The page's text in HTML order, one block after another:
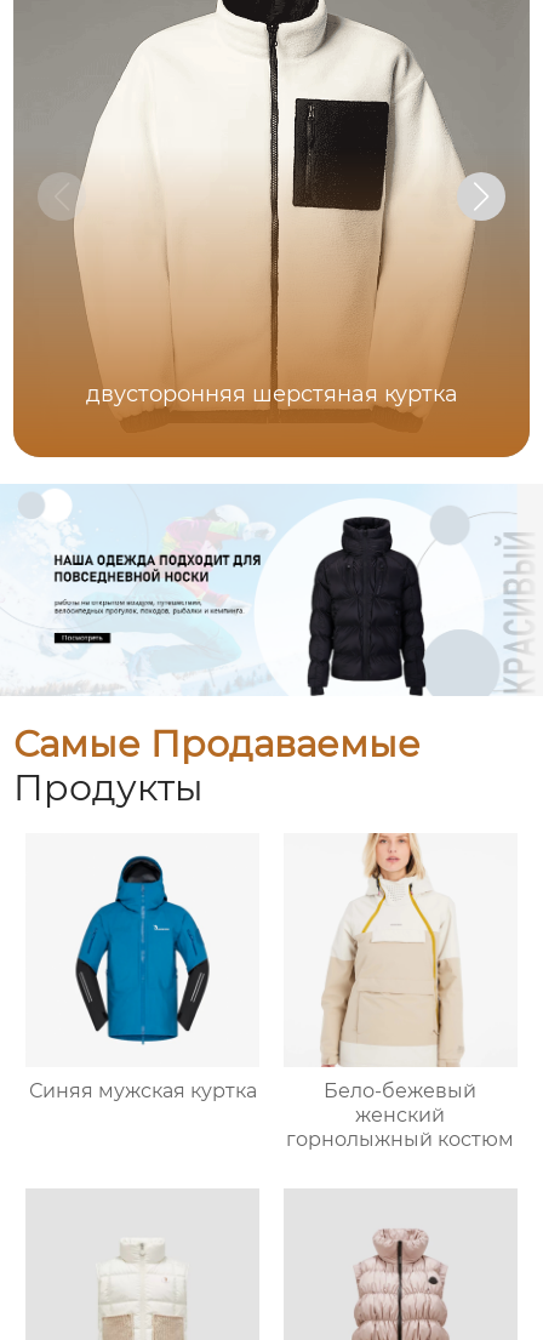
двусторонняя шерстяная куртка
Самые Продаваемые
Продукты
Синяя мужская куртка
Бело-бежевый
женский
горнолыжный костюм